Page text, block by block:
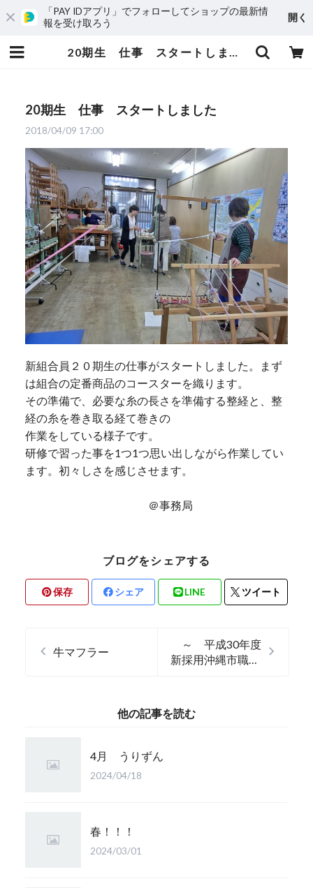
「PAY IDアプリ」でフォローしてショップの最新情
報を受け取ろう
開く
20期生 仕事 スタートしました | 知花花織プロジェクト
20期生 仕事 スタートしました
2018/04/09 17:00
新組合員２０期生の仕事がスタートしました。まず
は組合の定番商品のコースターを織ります。
その準備で、必要な糸の長さを準備する整経と、整
経の糸を巻き取る経て巻きの
作業をしている様子です。
研修で習った事を1つ1つ思い出しながら作業してい
ます。初々しさを感じさせます。
＠事務局
ブログをシェアする
保存 シェア LINE ツイート
牛マフラー
～ 平成30年度
新採用沖縄市職員
他の記事を読む
4月 うりずん
2024/04/18
春！！！
2024/03/01